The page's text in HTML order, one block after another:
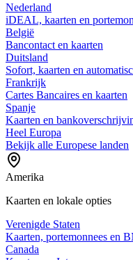
Nederland
iDEAL, kaarten en
België
Bancontact en kaarten
Duitsland
Sofort, kaarten en
Frankrijk
Cartes Bancaires en kaarten
Spanje
Kaarten en
Heel Europa
Bekijk alle Europese landen
Amerika
Kaarten en lokale opties
Verenigde Staten
Kaarten, portemonnees en
Canada